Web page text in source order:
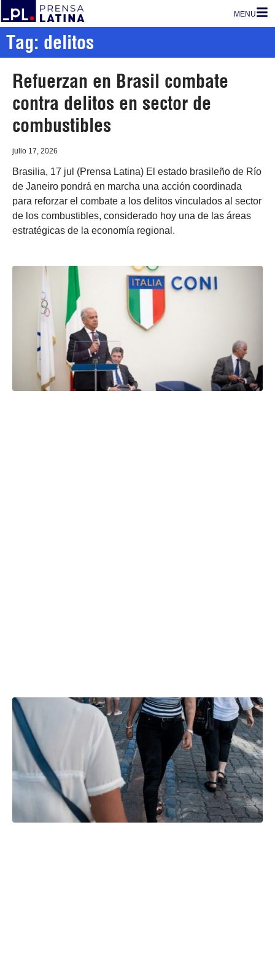
MENU
Tag: delitos
Refuerzan en Brasil combate
contra delitos en sector de
combustibles
julio 17, 2026
Brasilia, 17 jul (Prensa Latina) El estado brasileño de Río
de Janeiro pondrá en marcha una acción coordinada
para reforzar el combate a los delitos vinculados al sector
de los combustibles, considerado hoy una de las áreas
estratégicas de la economía regional.